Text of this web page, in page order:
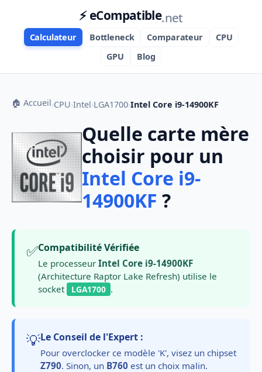
⚡ eCompatible.net
Calculateur Bottleneck Comparateur
CPU
GPU
Blog
🏠 Accueil›CPU›Intel›LGA1700›Intel Core i9-14900KF
Quelle carte mère
choisir pour un
Intel Core i9-
14900KF ?
✅Compatibilité Vérifiée
Le processeur Intel Core i9-14900KF
(Architecture Raptor Lake Refresh) utilise le
socket
LGA1700 .
💡Le Conseil de l'Expert :
Pour overclocker ce modèle 'K', visez un chipset
Z790. Sinon, un B760 est un choix malin.